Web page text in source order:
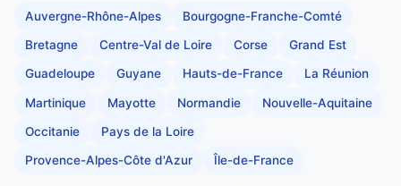
Auvergne-Rhône-Alpes Bourgogne-Franche-Comté
Bretagne Centre-Val de Loire Corse Grand Est
Guadeloupe Guyane Hauts-de-France La Réunion
Martinique Mayotte Normandie Nouvelle-Aquitaine
Occitanie Pays de la Loire
Provence-Alpes-Côte d'Azur Île-de-France